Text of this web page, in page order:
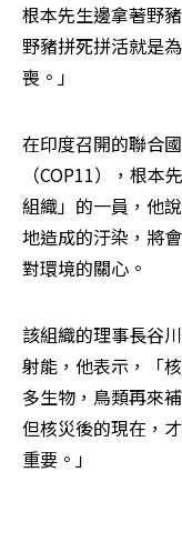
根本先生邊拿著野
野豬拼死拼活就是
喪。」
在印度召開的聯合
（COP11），根
組織」的一員，他
地造成的汙染，將
對環境的關心。
該組織的理事長谷
射能，他表示，「
多生物，鳥類再來
但核災後的現在，
重要。」